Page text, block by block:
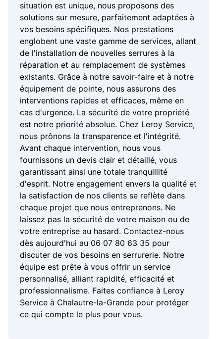
situation est unique, nous proposons des
solutions sur mesure, parfaitement adaptées à
vos besoins spécifiques. Nos prestations
englobent une vaste gamme de services, allant
de l'installation de nouvelles serrures à la
réparation et au remplacement de systèmes
existants. Grâce à notre savoir-faire et à notre
équipement de pointe, nous assurons des
interventions rapides et efficaces, même en
cas d'urgence. La sécurité de votre propriété
est notre priorité absolue. Chez Leroy Service,
nous prônons la transparence et l'intégrité.
Avant chaque intervention, nous vous
fournissons un devis clair et détaillé, vous
garantissant ainsi une totale tranquillité
d'esprit. Notre engagement envers la qualité et
la satisfaction de nos clients se reflète dans
chaque projet que nous entreprenons. Ne
laissez pas la sécurité de votre maison ou de
votre entreprise au hasard. Contactez-nous
dès aujourd'hui au 06 07 80 63 35 pour
discuter de vos besoins en serrurerie. Notre
équipe est prête à vous offrir un service
personnalisé, alliant rapidité, efficacité et
professionnalisme. Faites confiance à Leroy
Service à Chalautre-la-Grande pour protéger
ce qui compte le plus pour vous.